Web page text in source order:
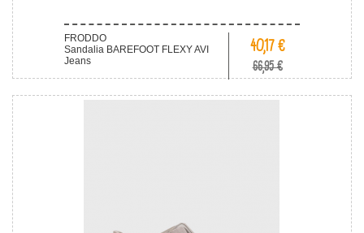
FRODDO
Sandalia BAREFOOT FLEXY AVI
Jeans
40,17 €
66,95 €